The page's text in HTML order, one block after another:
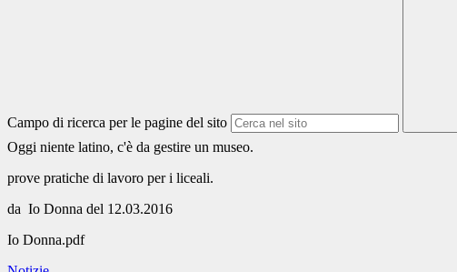
Campo di ricerca per le pagine del sito
Oggi niente latino, c'è da gestire un museo.
prove pratiche di lavoro per i liceali.
da Io Donna del 12.03.2016
Io Donna.pdf